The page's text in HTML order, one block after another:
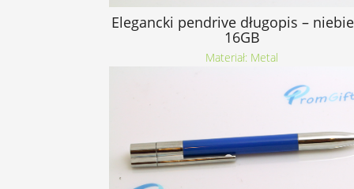
Elegancki pendrive długopis –
16GB
Materiał: Metal